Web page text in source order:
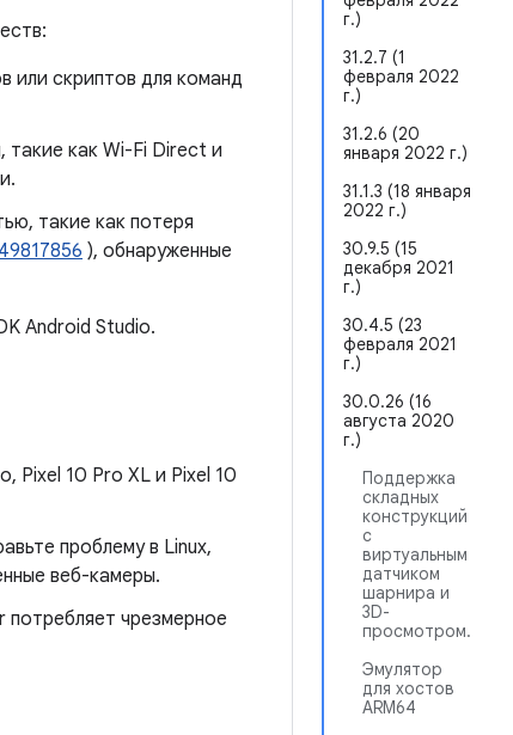
г.)
31.2.7 (1
февраля 2022
г.)
31.2.6 (20
января 2022 г.)
31.1.3 (18 января
2022 г.)
30.9.5 (15
декабря 2021
г.)
30.4.5 (23
февраля 2021
г.)
30.0.26 (16
августа 2020
г.)
Поддержка
складных
конструкций
с
виртуальным
датчиком
шарнира и
3D-
просмотром.
Эмулятор
для хостов
ARM64
или скриптов для команд
такие как Wi-Fi Direct и
такие как потеря
), обнаруженные
Android Studio.
Pixel 10 Pro XL и Pixel 10
проблему в Linux,
веб-камеры.
чрезмерное